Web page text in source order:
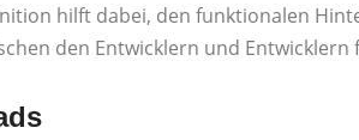
hilft dabei, den funktionalen
den Entwicklern und Entwicklern